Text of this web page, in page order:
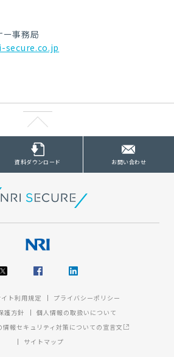
事務局
secure.co.jp
資料ダウンロード お問い合わせ
イト利用規定
プライバシーポリシー
護方針
個人情報の取扱いについて
情報セキュリティ対策についての宣言文
サイトマップ